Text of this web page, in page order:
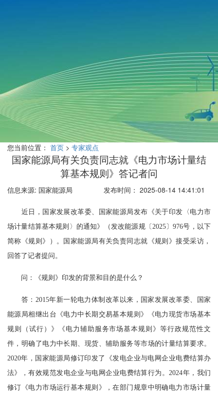
您当前位置： 首页 > 专家观点
国家能源局有关负责同志就《电力市场计量结
算基本规则》答记者问
信息来源: 国家能源局 发布时间： 2025-08-14 14:41:01
近日，国家发展改革委、国家能源局发布《关于印发〈电力市
场计量结算基本规则〉的通知》（发改能源规〔2025〕976号，以下
简称《规则》）。国家能源局有关负责同志就《规则》接受采访，
回答了记者提问。
问：《规则》印发的背景和目的是什么？
答：2015年新一轮电力体制改革以来，国家发展改革委、国家
能源局相继出台《电力中长期交易基本规则》《电力现货市场基本
规则（试行）》《电力辅助服务市场基本规则》等行政规范性文
件，明确了电力中长期、现货、辅助服务等市场的计量结算要求。
2020年，国家能源局修订印发了《发电企业与电网企业电费结算办
法》，有效规范发电企业与电网企业电费结算行为。2024年，我们
修订《电力市场运行基本规则》，在部门规章中明确电力市场计量